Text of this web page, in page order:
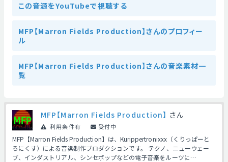
この音源をYouTubeで視聴する
MFP【Marron Fields Production】さんのプロフィー
ル
MFP【Marron Fields Production】さんの音楽素材一
覧
MFP【Marron Fields Production】 さん
利用条件有 受付中
MFP【Marron Fields Production】は、Kurippertronixxx（くりっぱーと
ろにくす）による音楽制作プロダクションです。 テクノ、ニューウェー
ブ、インダストリアル、シンセポップなどの電子音楽をルーツに…